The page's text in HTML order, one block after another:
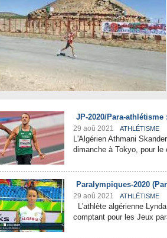
JP-2020/Para-
29 aoû 2021 ATHLÉTISME
L'Algérien Athmani
dimanche à Tokyo, pour
Paralympiques-2020
29 aoû 2021 ATHLÉTISME
L'athlète algérienne
comptant pour les Jeux